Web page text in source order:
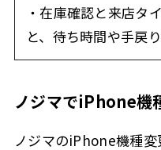
・在庫確認と来店タ
と、待ち時間や手戻
ノジマでiPhone機
ノジマのiPhone機種